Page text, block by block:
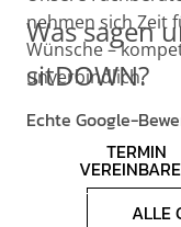
Was sagen
sitDOWN?
Echte Google-
ALLE
nehmen sich Zeit
Wünsche –
unverbindlich.
TERMIN